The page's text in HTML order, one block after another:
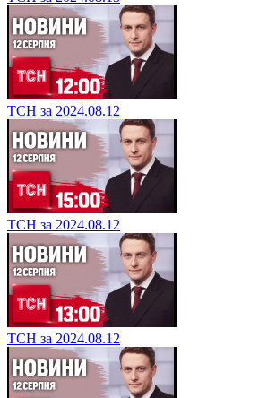
ТСН за 2024.08.12
ТСН за 2024.08.12
ТСН за 2024.08.12